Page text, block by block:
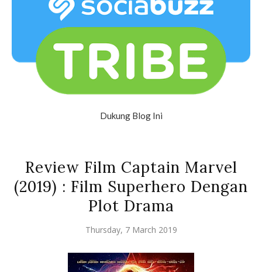
Dukung Blog Ini
Review Film Captain Marvel
(2019) : Film Superhero Dengan
Plot Drama
Thursday, 7 March 2019